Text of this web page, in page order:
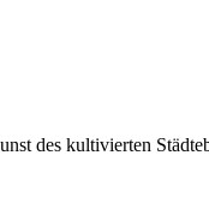
des kultivierten